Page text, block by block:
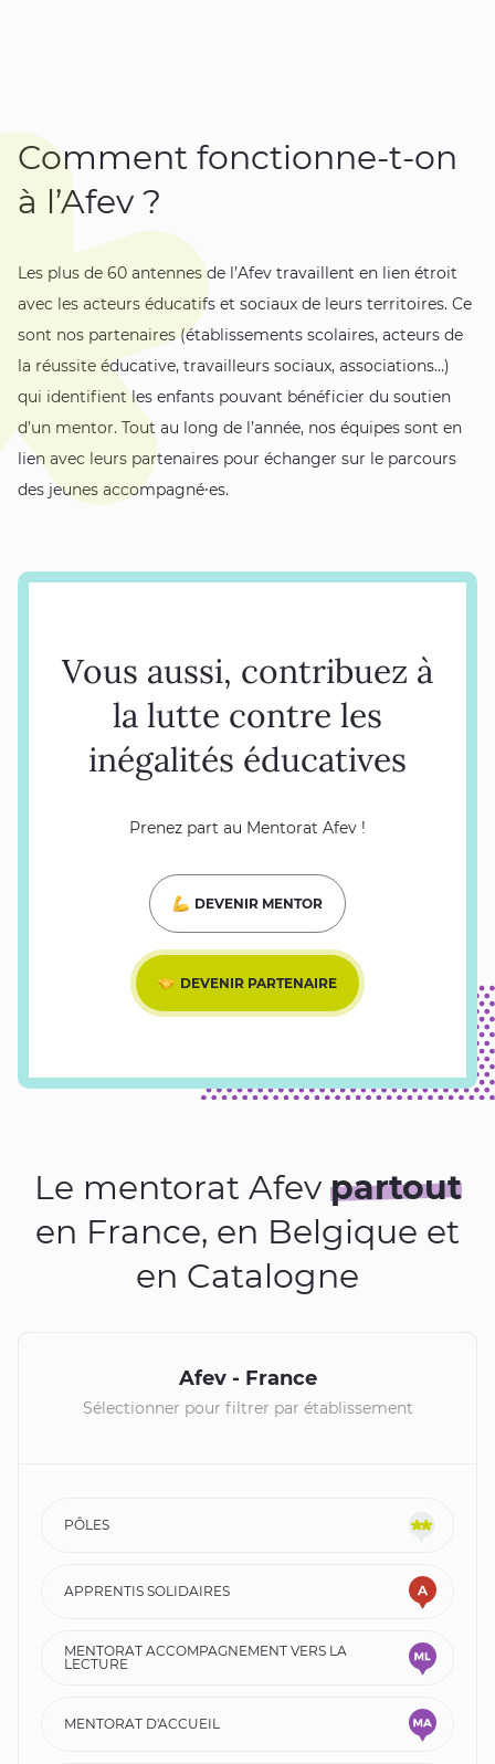
Comment fonctionne-t-on
à l’Afev ?
Les plus de 60 antennes de l’Afev travaillent en lien étroit
avec les acteurs éducatifs et sociaux de leurs territoires. Ce
sont nos partenaires (établissements scolaires, acteurs de
la réussite éducative, travailleurs sociaux, associations…)
qui identifient les enfants pouvant bénéficier du soutien
d’un mentor. Tout au long de l’année, nos équipes sont en
lien avec leurs partenaires pour échanger sur le parcours
des jeunes accompagné⸱es.
Vous aussi, contribuez à
la lutte contre les
inégalités éducatives
Prenez part au Mentorat Afev !
DEVENIR MENTOR
DEVENIR PARTENAIRE
Le mentorat Afev partout
en France, en Belgique et
en Catalogne
Afev - France
Sélectionner pour filtrer par établissement
PÔLES
APPRENTIS SOLIDAIRES
MENTORAT ACCOMPAGNEMENT VERS LA
LECTURE
MENTORAT D'ACCUEIL